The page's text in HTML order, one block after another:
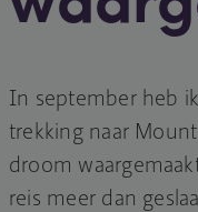
In september heb
trekking naar
droom
reis meer dan